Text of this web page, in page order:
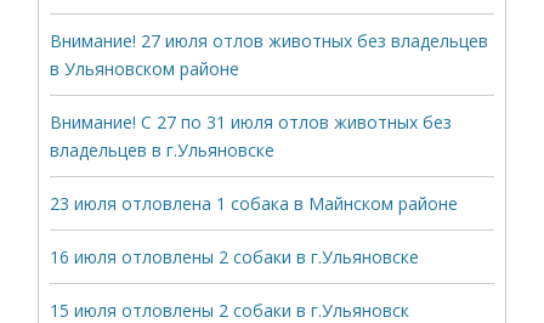
Внимание! 27 июля отлов животных без владельцев
в Ульяновском районе
Внимание! С 27 по 31 июля отлов животных без
владельцев в г.Ульяновске
23 июля отловлена 1 собака в Майнском районе
16 июля отловлены 2 собаки в г.Ульяновске
15 июля отловлены 2 собаки в г.Ульяновск